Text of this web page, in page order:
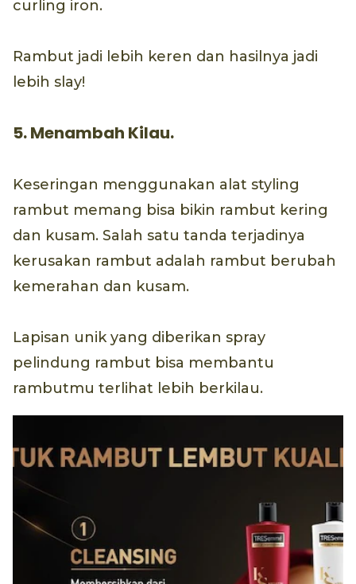
curling iron.
Rambut jadi lebih keren dan hasilnya jadi
lebih slay!
5. Menambah Kilau.
Keseringan menggunakan alat styling
rambut memang bisa bikin rambut kering
dan kusam. Salah satu tanda terjadinya
kerusakan rambut adalah rambut berubah
kemerahan dan kusam.
Lapisan unik yang diberikan spray
pelindung rambut bisa membantu
rambutmu terlihat lebih berkilau.